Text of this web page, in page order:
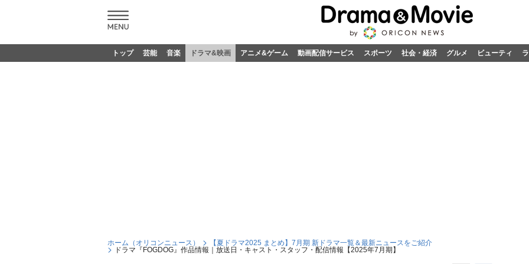
トップ 芸能 音楽 ドラマ&映画 アニメ&ゲーム 動画配信サービス スポーツ 社会・経済 グルメ ビューティ
ホーム（オリコンニュース）
【夏ドラマ2025 まとめ】7月期 新ドラマ一覧＆最新ニュースをご紹介
ドラマ『FOGDOG』作品情報｜放送日・キャスト・スタッフ・配信情報【2025年7月期】